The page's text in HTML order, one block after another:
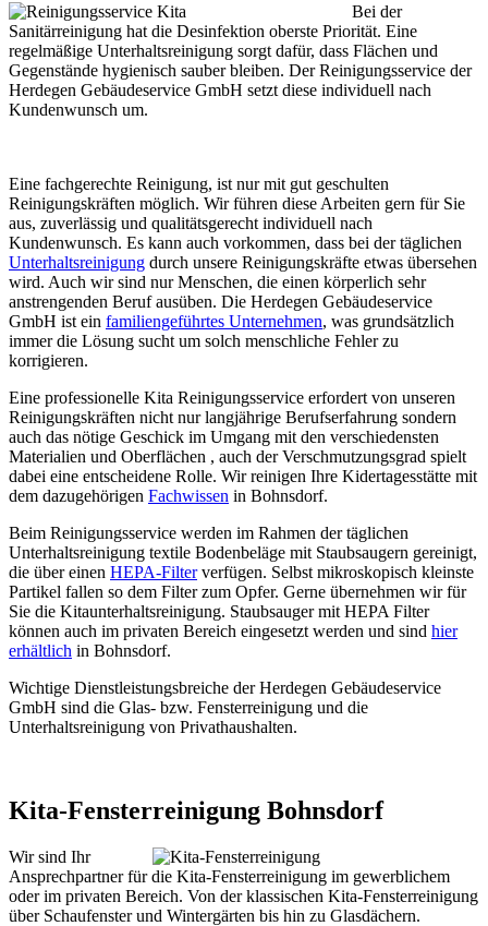
Bei der
Sanitärreinigung hat die Desinfektion oberste Priorität. Eine
regelmäßige Unterhaltsreinigung sorgt dafür, dass Flächen und
Gegenstände hygienisch sauber bleiben. Der Reinigungsservice der
Herdegen Gebäudeservice GmbH setzt diese individuell nach
Kundenwunsch um.
Eine fachgerechte Reinigung, ist nur mit gut geschulten
Reinigungskräften möglich. Wir führen diese Arbeiten gern für Sie
aus, zuverlässig und qualitätsgerecht individuell nach
Kundenwunsch. Es kann auch vorkommen, dass bei der täglichen
Unterhaltsreinigung durch unsere Reinigungskräfte etwas übersehen
wird. Auch wir sind nur Menschen, die einen körperlich sehr
anstrengenden Beruf ausüben. Die Herdegen Gebäudeservice
GmbH ist ein familiengeführtes Unternehmen, was grundsätzlich
immer die Lösung sucht um solch menschliche Fehler zu
korrigieren.
Eine professionelle Kita Reinigungsservice erfordert von unseren
Reinigungskräften nicht nur langjährige Berufserfahrung sondern
auch das nötige Geschick im Umgang mit den verschiedensten
Materialien und Oberflächen , auch der Verschmutzungsgrad spielt
dabei eine entscheidene Rolle. Wir reinigen Ihre Kidertagesstätte mit
dem dazugehörigen Fachwissen in Bohnsdorf.
Beim Reinigungsservice werden im Rahmen der täglichen
Unterhaltsreinigung textile Bodenbeläge mit Staubsaugern gereinigt,
die über einen HEPA-Filterverfügen. Selbst mikroskopisch kleinste
Partikel fallen so dem Filter zum Opfer. Gerne übernehmen wir für
Sie die Kitaunterhaltsreinigung. Staubsauger mit HEPA Filter
können auch im privaten Bereich eingesetzt werden und sind hier
erhältlich in Bohnsdorf.
Wichtige Dienstleistungsbreiche der Herdegen Gebäudeservice
GmbH sind die Glas- bzw. Fensterreinigung und die
Unterhaltsreinigung von Privathaushalten.
Kita-Fensterreinigung Bohnsdorf
Wir sind Ihr
Ansprechpartner für die Kita-Fensterreinigung im gewerblichem
oder im privaten Bereich. Von der klassischen Kita-Fensterreinigung
über Schaufenster und Wintergärten bis hin zu Glasdächern.